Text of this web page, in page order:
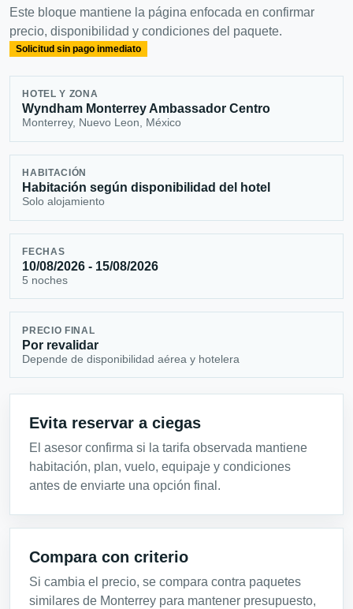
Este bloque mantiene la página enfocada en confirmar
precio, disponibilidad y condiciones del paquete.
Solicitud sin pago inmediato
HOTEL Y ZONA
Wyndham Monterrey Ambassador Centro
Monterrey, Nuevo Leon, México
HABITACIÓN
Habitación según disponibilidad del hotel
Solo alojamiento
FECHAS
10/08/2026 - 15/08/2026
5 noches
PRECIO FINAL
Por revalidar
Depende de disponibilidad aérea y hotelera
Evita reservar a ciegas
El asesor confirma si la tarifa observada mantiene
habitación, plan, vuelo, equipaje y condiciones
antes de enviarte una opción final.
Compara con criterio
Si cambia el precio, se compara contra paquetes
similares de Monterrey para mantener presupuesto,